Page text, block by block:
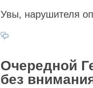
Увы, нарушителя
Очередной
без